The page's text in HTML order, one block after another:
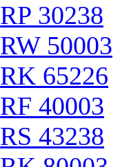
RP 30238
RW 50003
RK 65226
RF 40003
RS 43238